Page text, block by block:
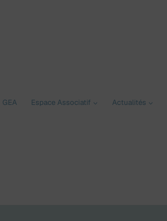
GEA Espace Associatif Actualités